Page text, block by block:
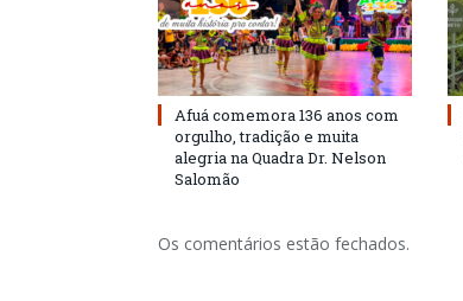
Afuá comemora 136 anos com
orgulho, tradição e muita
alegria na Quadra Dr. Nelson
Salomão
Os comentários estão fechados.